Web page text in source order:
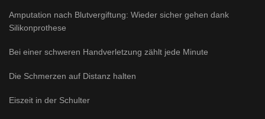
Amputation nach Blutvergiftung: Wieder sicher gehen dank
Silikonprothese
Bei einer schweren Handverletzung zählt jede Minute
Die Schmerzen auf Distanz halten
Eiszeit in der Schulter